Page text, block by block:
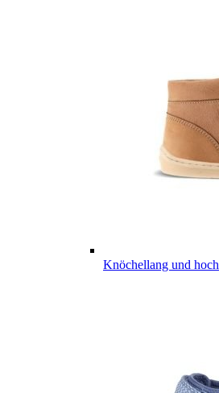
Knöchellang und hoch